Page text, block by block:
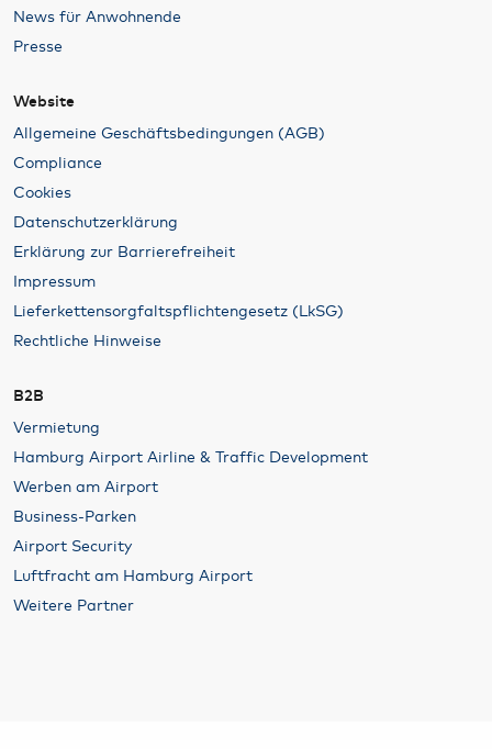
News für Anwohnende
Presse
Website
Allgemeine Geschäftsbedingungen (AGB)
Compliance
Cookies
Datenschutzerklärung
Erklärung zur Barrierefreiheit
Impressum
Lieferkettensorgfaltspflichtengesetz (LkSG)
Rechtliche Hinweise
B2B
Vermietung
Hamburg Airport Airline & Traffic Development
Werben am Airport
Business-Parken
Airport Security
Luftfracht am Hamburg Airport
Weitere Partner